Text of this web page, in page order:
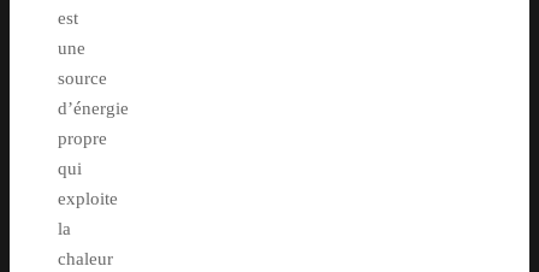
est
une
source
d’énergie
propre
qui
exploite
la
chaleur